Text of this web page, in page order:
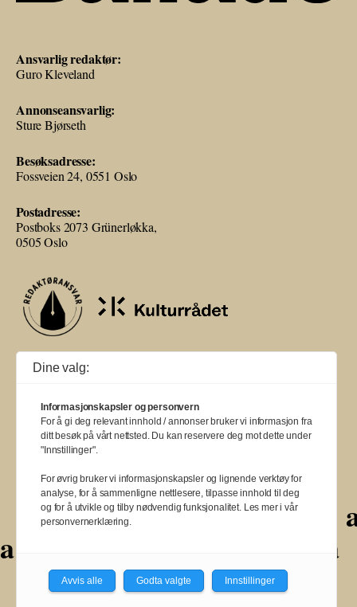
Ansvarlig redaktør:
Guro Kleveland
Annonseansvarlig:
Sture Bjørseth
Besøksadresse:
Fossveien 24, 0551 Oslo
Postadresse:
Postboks 2073 Grünerløkka,
0505 Oslo
Ballade mottar tilskudd fra Norsk kulturråd, i tillegg til økonomisk støtte
fra eierne NOPA, Norsk komponistforening og Musikkforleggerne.
BALLADE — NORGES MUSIKKMAGASIN
a a a aa aa
Dine valg:
Informasjonskapsler og personvern
For å gi deg relevant innhold / annonser bruker vi informasjon fra
ditt besøk på vårt nettsted. Du kan reservere deg mot dette under
"Innstillinger".
For øvrig bruker vi informasjonskapsler og lignende verktøy for
analyse, for å sammenligne nettlesere, tilpasse innhold til deg
og for å utvikle og tilby nødvendig funksjonalitet. Les mer i vår
personvernerklæring.
Avvis alle Godta valgte Innstillinger